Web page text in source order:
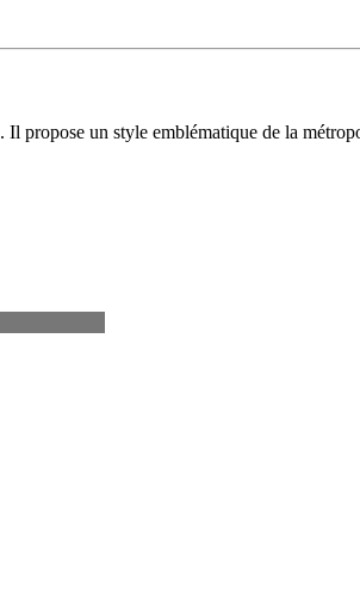
. Il propose un style emblématique de la